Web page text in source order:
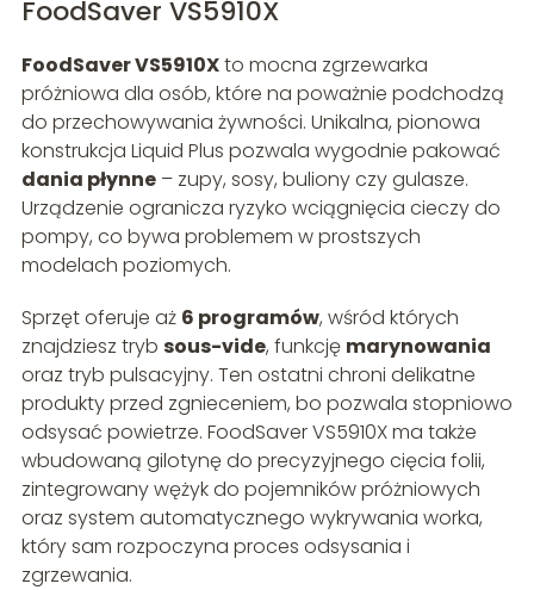
FoodSaver VS5910X
FoodSaver VS5910Xto mocna zgrzewarka
próżniowa dla osób, które na poważnie podchodzą
do przechowywania żywności. Unikalna, pionowa
konstrukcja Liquid Plus pozwala wygodnie pakować
dania płynne– zupy, sosy, buliony czy gulasze.
Urządzenie ogranicza ryzyko wciągnięcia cieczy do
pompy, co bywa problemem w prostszych
modelach poziomych.
Sprzęt oferuje aż 6 programów, wśród których
znajdziesz tryb sous-vide, funkcję marynowania
oraz tryb pulsacyjny. Ten ostatni chroni delikatne
produkty przed zgnieceniem, bo pozwala stopniowo
odsysać powietrze. FoodSaver VS5910X ma także
wbudowaną gilotynę do precyzyjnego cięcia folii,
zintegrowany wężyk do pojemników próżniowych
oraz system automatycznego wykrywania worka,
który sam rozpoczyna proces odsysania i
zgrzewania.